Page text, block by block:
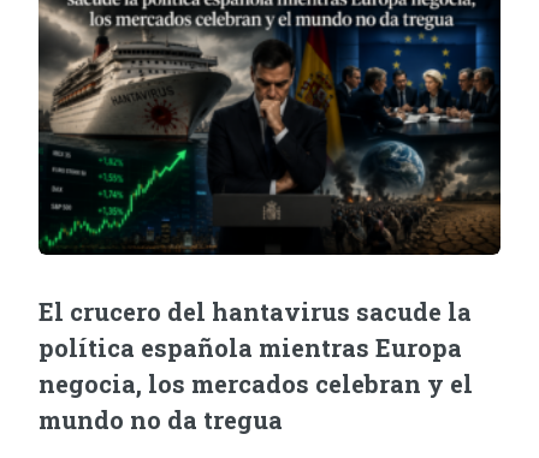
El crucero del hantavirus sacude la
política española mientras Europa
negocia, los mercados celebran y el
mundo no da tregua